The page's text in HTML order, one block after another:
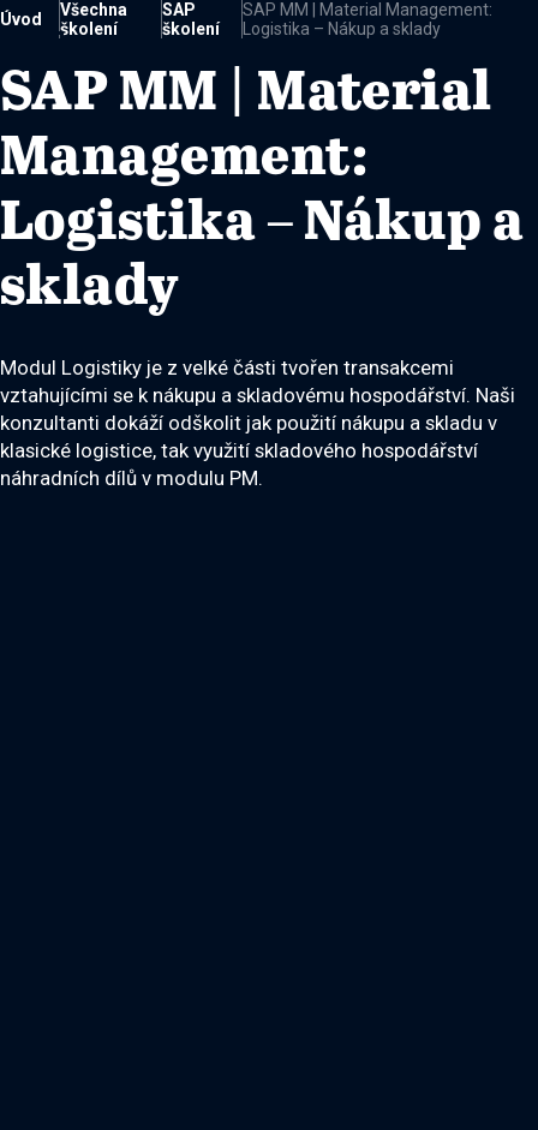

Úvod
Všechna
školení
SAP
školení
SAP MM | Material Management:
Logistika – Nákup a sklady
SAP MM | Material
Management:
Logistika – Nákup a
sklady
Modul Logistiky je z velké části tvořen transakcemi
vztahujícími se k nákupu a skladovému hospodářství. Naši
konzultanti dokáží odškolit jak použití nákupu a skladu v
klasické logistice, tak využití skladového hospodářství
náhradních dílů v modulu PM.